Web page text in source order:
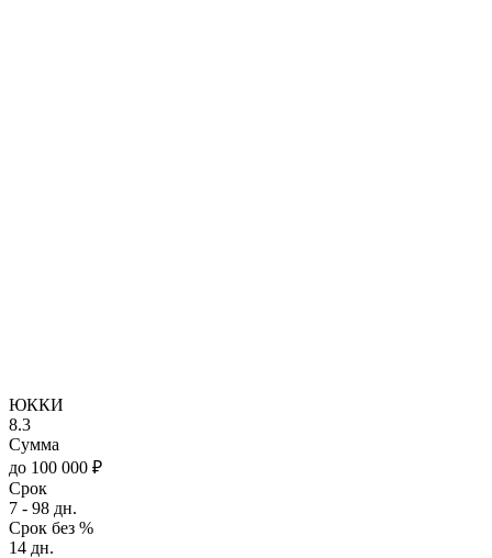
ЮККИ
8.3
Сумма
до 100 000 ₽
Срок
7 - 98 дн.
Срок без %
14 дн.